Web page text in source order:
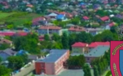
Skip
to
content
Skip
to
left
sidebar
Skip
to
right
sidebar
Skip
to
footer